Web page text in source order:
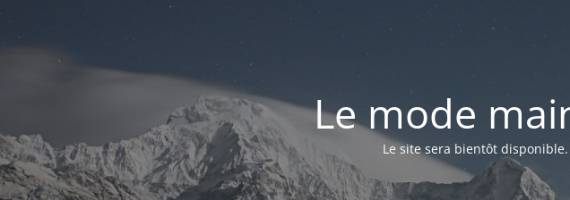
Le mode
Le site sera bientôt